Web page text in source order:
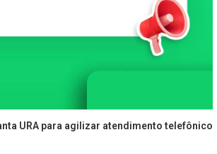
URA para agilizar atendimento telefônico